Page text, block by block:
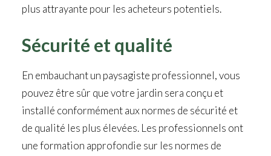
plus attrayante pour les acheteurs potentiels.
Sécurité et qualité
En embauchant un paysagiste professionnel, vous
pouvez être sûr que votre jardin sera conçu et
installé conformément aux normes de sécurité et
de qualité les plus élevées. Les professionnels ont
une formation approfondie sur les normes de